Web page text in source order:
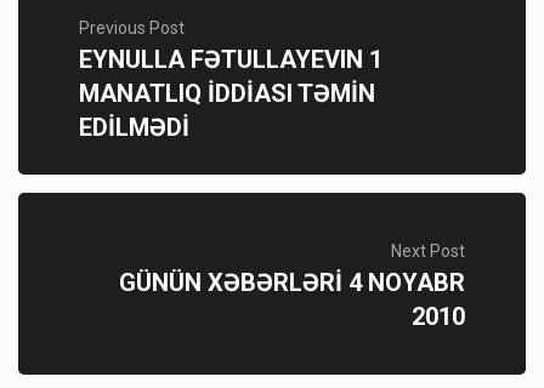
Previous Post
EYNULLA FƏTULLAYEVIN 1
MANATLIQ İDDİASI TƏMİN
EDİLMƏDİ
Next Post
GÜNÜN XƏBƏRLƏRİ 4 NOYABR
2010